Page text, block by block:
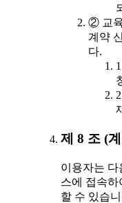
② 교
계약
다.
제 8 조 (
이용자는 다
스에 접속하
할 수 있습